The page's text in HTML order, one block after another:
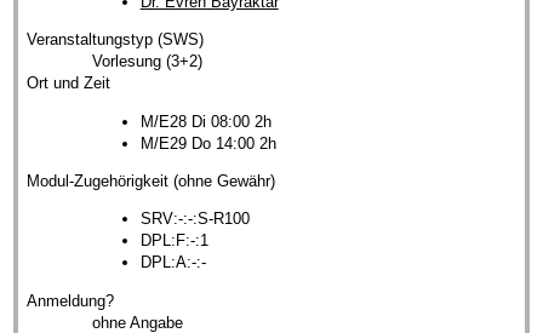
Veranstaltungstyp (SWS)
Vorlesung (3+2)
Ort und Zeit
M/E28 Di 08:00 2h
M/E29 Do 14:00 2h
Modul-Zugehörigkeit (ohne Gewähr)
SRV:-:-:S-R100
DPL:F:-:1
DPL:A:-:-
Anmeldung?
ohne Angabe